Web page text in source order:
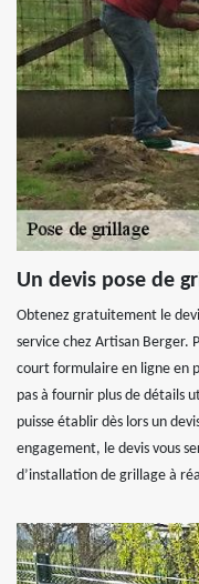
Un devis pose de
Obtenez gratuitement le
service chez Artisan Berger.
court formulaire en ligne en
pas à fournir plus de détails
puisse établir dès lors un
engagement, le devis vous
d’installation de grillage à